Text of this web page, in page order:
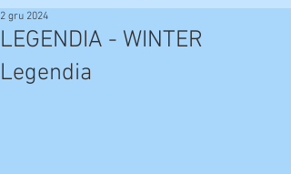
LEGENDIA - WINTER
Legendia
2 gru 2024